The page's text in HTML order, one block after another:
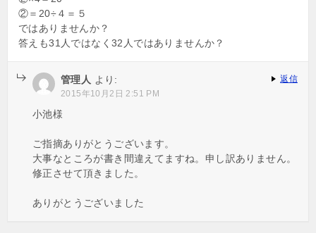
②＝20÷４＝５
ではありませんか？
答えも31人ではなく32人ではありませんか？
管理人 より:
2015年10月2日 2:51 PM
小池様
ご指摘ありがとうございます。
大事なところが書き間違えてますね。申し訳ありません。
修正させて頂きました。
ありがとうございました
返信